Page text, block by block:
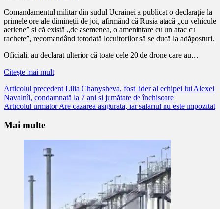
Comandamentul militar din sudul Ucrainei a publicat o declarație la
primele ore ale dimineții de joi, afirmând că Rusia atacă „cu vehicule
aeriene” și că există „de asemenea, o amenințare cu un atac cu
rachete”, recomandând totodată locuitorilor să se ducă la adăposturi.
Oficialii au declarat ulterior că toate cele 20 de drone care au…
Citeşte mai mult
Citește
mai
Articolul precedent Lilia Chanysheva, fost lider al echipei lui Alexei
Navalnîi, condamnată la 7 ani și jumătate de închisoare
Articolul următorAre cazarea asigurată, iar salariul nu este impozitat
Mai multe